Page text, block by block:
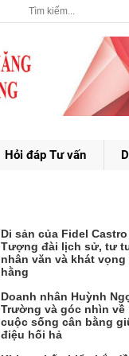
Hỏi đáp Tư vấn
Di sản của Fidel Castro
Tượng đài lịch sử, tư
nhân văn và khát vọng
hằng
Doanh nhân Huỳnh
Trường và góc nhìn về
cuộc sống cân bằng
điệu hối hả